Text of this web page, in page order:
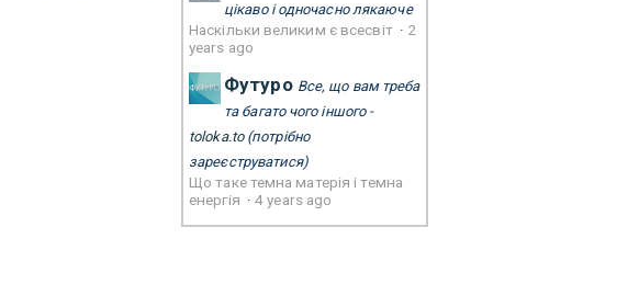
цікаво і одночасно лякаюче
Наскільки великим є всесвіт · 2
years ago
Футуро Все, що вам треба
та багато чого іншого -
toloka.to(потрібно
зареєструватися)
Що таке темна матерія і темна
енергія ·4 years ago